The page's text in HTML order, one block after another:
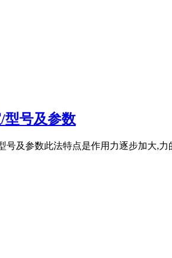
型号及参数
号及参数此法特点是作用力逐步加大,